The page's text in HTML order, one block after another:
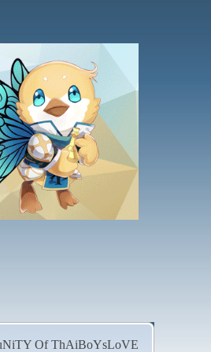
Of ThAiBoYsLoVE